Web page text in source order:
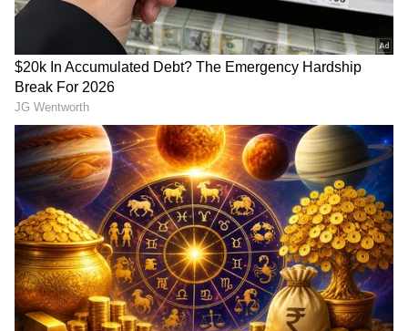
Atiq Ahmed: ಗ್ಯಾಂಗಸ್ಟಾರ್
ಅತೀಕ್ ಅಹ್ಮದ್ ಮಗನ ಕಾರು
ಶಾಕ್! ಸಿಕ್ಕ ಆ ಎರಡು ಪುಸ್ತಕಗಳ
ಹಿಂದೆ ಅಡಗಿದ ಕಥೆಯೇನು?
ಅಹಮದಾಬಾದ್ ಯುವಕನ
ಉಪವಾಸ ಸತ್ಯಾಗ್ರಹ!